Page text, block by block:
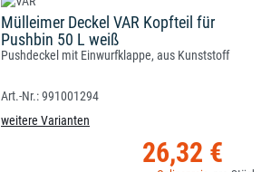
Mülleimer Deckel VAR Kopfteil für
Pushbin 50 L weiß
Pushdeckel mit Einwurfklappe, aus Kunststoff
991001294
weitere Varianten
26,32 €